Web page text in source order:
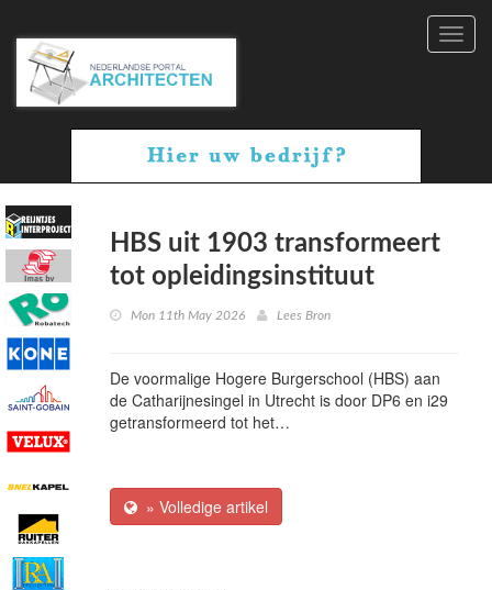
HBS uit 1903 transformeert
tot opleidingsinstituut
Mon 11th May 2026 Lees Bron
De voormalige Hogere Burgerschool (HBS) aan
de Catharijnesingel in Utrecht is door DP6 en i29
getransformeerd tot het…
» Volledige artikel